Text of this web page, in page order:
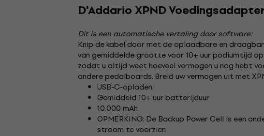
D'Addario XPND
Dit is een automatische vertaling door software:
Knip de kabel door met de oplaadbare en
van gemiddelde grootte voor 10+ uur podiumtijd
zodat u altijd weet hoeveel vermogen u nog hebt
andere pedalboards. Breid uw vermogen uit met
USB-C-opladen
Gemiddeld 10+ uur batterijduur
10.000 mAh
OPMERKING: De Backup Power Cell is een
stroom te voorzien